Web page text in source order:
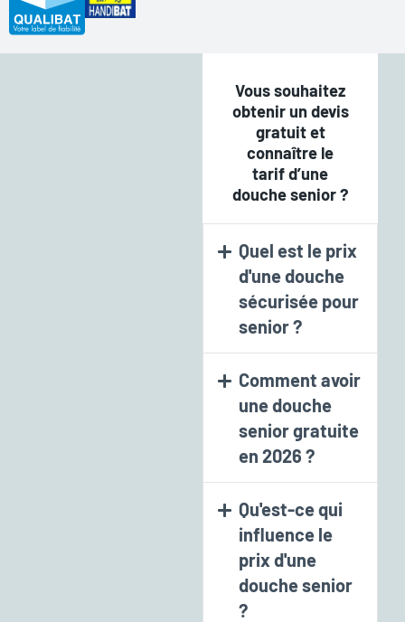
Vous souhaitez
obtenir un devis
gratuit et
connaître le
tarif d’une
douche senior ?
Quel est le prix
d'une douche
sécurisée pour
senior ?
Comment avoir
une douche
senior gratuite
en 2026 ?
Qu'est-ce qui
influence le
prix d'une
douche senior
?